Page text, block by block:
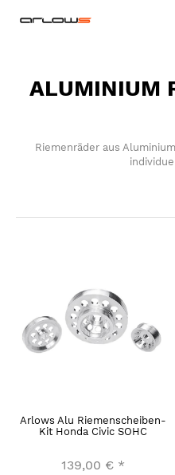
ALUMINIUM
Riemenräder aus
Arlows Alu Riemenscheiben-
Kit Honda Civic SOHC
139,00 € *